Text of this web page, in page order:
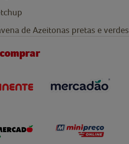
de Azeitonas pretas e verdes